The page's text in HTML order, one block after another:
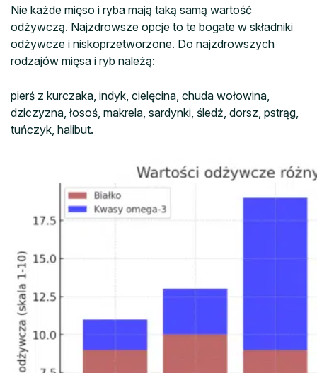
Nie każde mięso i ryba mają taką samą wartość
odżywczą. Najzdrowsze opcje to te bogate w składniki
odżywcze i niskoprzetworzone. Do najzdrowszych
rodzajów mięsa i ryb należą:
pierś z kurczaka, indyk, cielęcina, chuda wołowina,
dziczyzna, łosoś, makrela, sardynki, śledź, dorsz, pstrąg,
tuńczyk, halibut.